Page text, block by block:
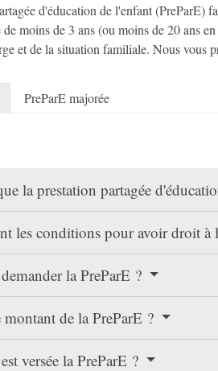
d'éducation de l'enfant (PreParE)
de moins de 3 ans (ou moins de 20 ans
et de la situation familiale. Nous vous
PreParE majorée
la prestation partagée
les conditions pour avoir droit à
la PreParE ?
montant de la PreParE ?
versée la PreParE ?